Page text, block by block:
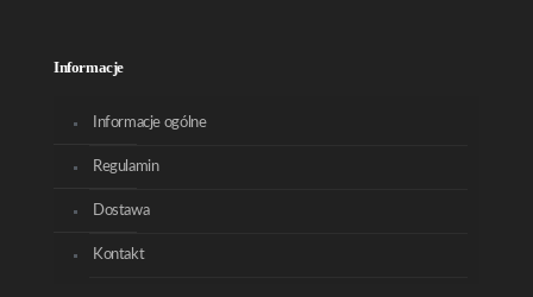
Informacje
Informacje ogólne
Regulamin
Dostawa
Kontakt